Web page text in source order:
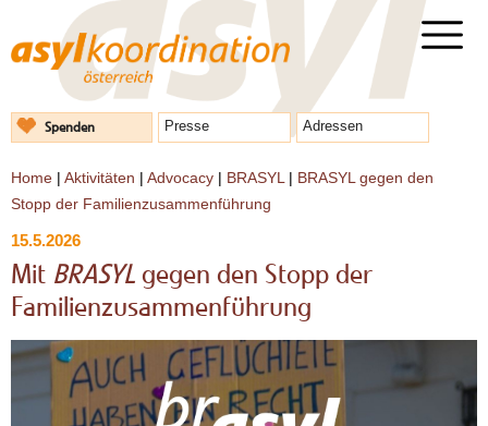
Spenden Presse Adressen
Home | Aktivitäten | Advocacy | BRASYL | BRASYL gegen den
Stopp der Familienzusammenführung
15.5.2026
Mit BRASYL gegen den Stopp der
Familienzusammenführung